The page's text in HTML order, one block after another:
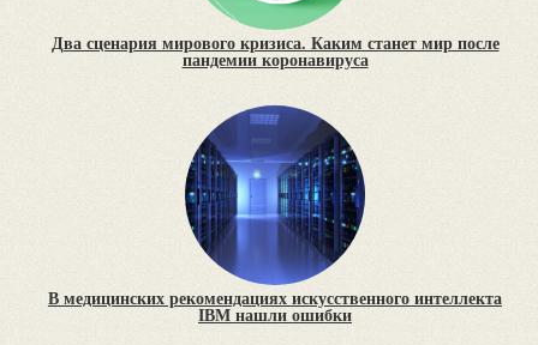
Два сценария мирового кризиса. Каким станет мир после
пандемии коронавируса
В медицинских рекомендациях искусственного интеллекта
IBM нашли ошибки